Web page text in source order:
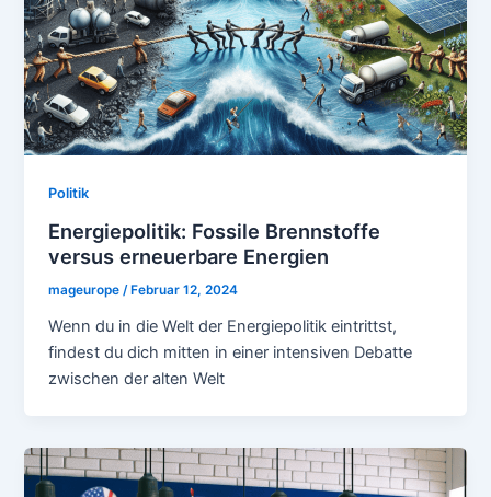
Politik
Energiepolitik: Fossile Brennstoffe
versus erneuerbare Energien
mageurope/ Februar 12, 2024
Wenn du in die Welt der Energiepolitik eintrittst,
findest du dich mitten in einer intensiven Debatte
zwischen der alten Welt